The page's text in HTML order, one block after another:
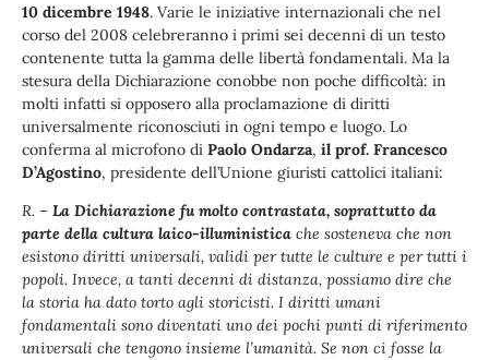
10 dicembre 1948. Varie le iniziative internazionali che nel
corso del 2008 celebreranno i primi sei decenni di un testo
contenente tutta la gamma delle libertà fondamentali. Ma la
stesura della Dichiarazione conobbe non poche difficoltà: in
molti infatti si opposero alla proclamazione di diritti
universalmente riconosciuti in ogni tempo e luogo. Lo
conferma al microfono di Paolo Ondarza, il prof. Francesco
D’Agostino, presidente dell’Unione giuristi cattolici italiani:
R. – La Dichiarazione fu molto contrastata, soprattutto da
parte della cultura laico-illuministica che sosteneva che non
esistono diritti universali, validi per tutte le culture e per tutti i
popoli. Invece, a tanti decenni di distanza, possiamo dire che
la storia ha dato torto agli storicisti. I diritti umani
fondamentali sono diventati uno dei pochi punti di riferimento
universali che tengono insieme l’umanità. Se non ci fosse la